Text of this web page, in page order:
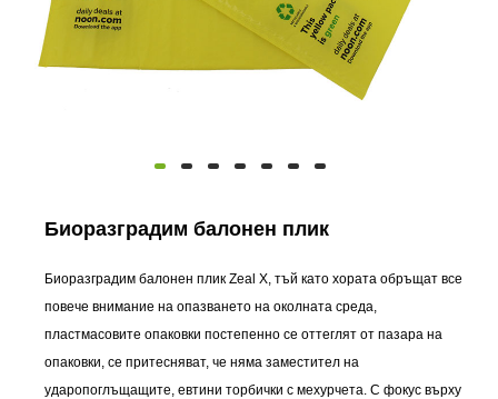
Биоразградим балонен плик
Биоразградим балонен плик Zeal X, тъй като хората обръщат все
повече внимание на опазването на околната среда,
пластмасовите опаковки постепенно се оттеглят от пазара на
опаковки, се притесняват, че няма заместител на
ударопоглъщащите, евтини торбички с мехурчета. С фокус върху